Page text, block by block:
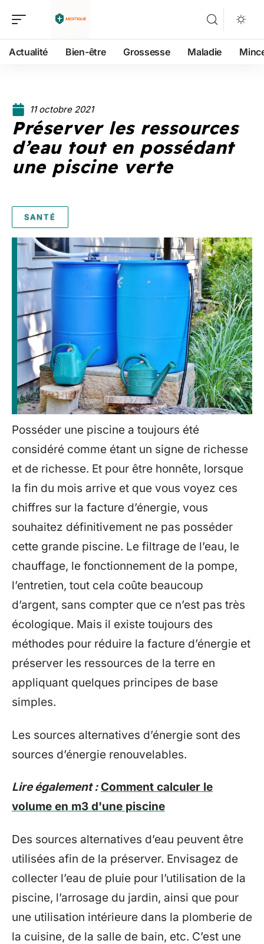
Actualité Bien-être Grossesse Maladie
11 octobre 2021
Préserver les ressources
d’eau tout en possédant
une piscine verte
SANTÉ
Posséder une piscine a toujours été
considéré comme étant un signe de richesse
et de richesse. Et pour être honnête, lorsque
la fin du mois arrive et que vous voyez ces
chiffres sur la facture d’énergie, vous
souhaitez définitivement ne pas posséder
cette grande piscine. Le filtrage de l’eau, le
chauffage, le fonctionnement de la pompe,
l’entretien, tout cela coûte beaucoup
d’argent, sans compter que ce n’est pas très
écologique. Mais il existe toujours des
méthodes pour réduire la facture d’énergie et
préserver les ressources de la terre en
appliquant quelques principes de base
simples.
Les sources alternatives d’énergie sont des
sources d’énergie renouvelables.
Lire également : Comment calculer le
volume en m3 d'une piscine
Des sources alternatives d’eau peuvent être
utilisées afin de la préserver. Envisagez de
collecter l’eau de pluie pour l’utilisation de la
piscine, l’arrosage du jardin, ainsi que pour
une utilisation intérieure dans la plomberie de
la cuisine, de la salle de bain, etc. C’est une